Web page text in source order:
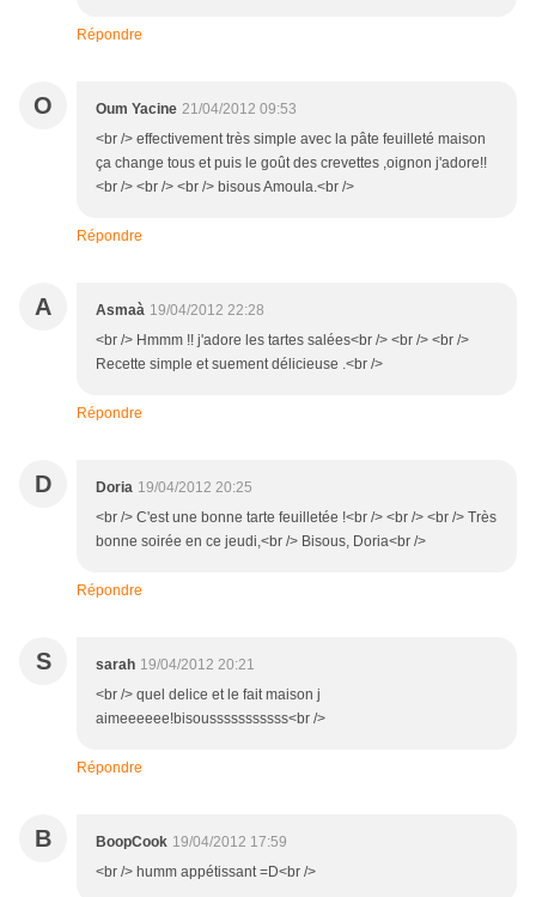
Répondre
O Oum Yacine 21/04/2012 09:53
<br /> effectivement très simple avec la pâte feuilleté maison
ça change tous et puis le goût des crevettes ,oignon j'adore!!
<br /> <br /> <br /> bisous Amoula.<br />
Répondre
A Asmaà 19/04/2012 22:28
<br /> Hmmm !! j'adore les tartes salées<br /> <br /> <br />
Recette simple et suement délicieuse .<br />
Répondre
D Doria 19/04/2012 20:25
<br /> C'est une bonne tarte feuilletée !<br /> <br /> <br /> Très
bonne soirée en ce jeudi,<br /> Bisous, Doria<br />
Répondre
S sarah 19/04/2012 20:21
<br /> quel delice et le fait maison j
aimeeeeee!bisousssssssssss<br />
Répondre
B BoopCook 19/04/2012 17:59
<br /> humm appétissant =D<br />